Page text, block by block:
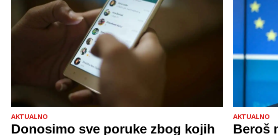
AKTUALNO
Donosimo sve poruke zbog kojih
AKTUALNO
Beroš